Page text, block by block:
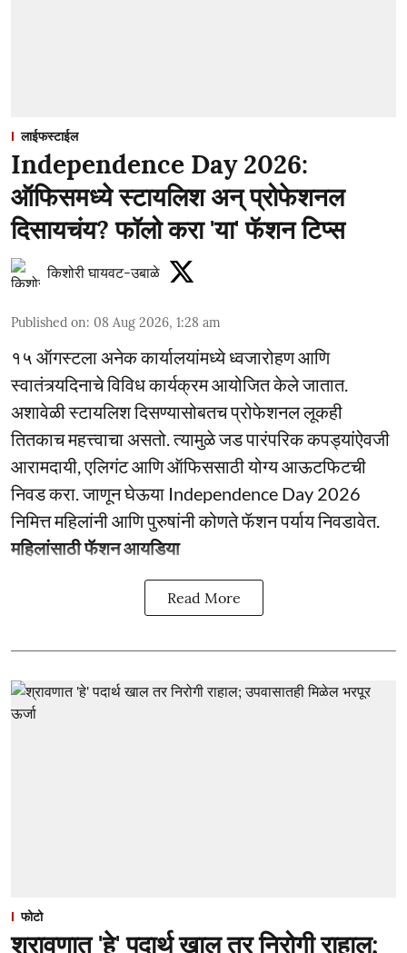
लाईफस्टाईल
Independence Day 2026:
ऑफिसमध्ये स्टायलिश अन् प्रोफेशनल
दिसायचंय? फॉलो करा 'या' फॅशन टिप्स
किशोरी घायवट-उबाळे
Published on: 08 Aug 2026, 1:28 am
१५ ऑगस्टला अनेक कार्यालयांमध्ये ध्वजारोहण आणि
स्वातंत्र्यदिनाचे विविध कार्यक्रम आयोजित केले जातात.
अशावेळी स्टायलिश दिसण्यासोबतच प्रोफेशनल लूकही
तितकाच महत्त्वाचा असतो. त्यामुळे जड पारंपरिक कपड्यांऐवजी
आरामदायी, एलिगंट आणि ऑफिससाठी योग्य आऊटफिटची
निवड करा. जाणून घेऊया Independence Day 2026
निमित्त महिलांनी आणि पुरुषांनी कोणते फॅशन पर्याय निवडावेत.
महिलांसाठी फॅशन आयडिया
Read More
फोटो
श्रावणात 'हे' पदार्थ खाल तर निरोगी राहाल;